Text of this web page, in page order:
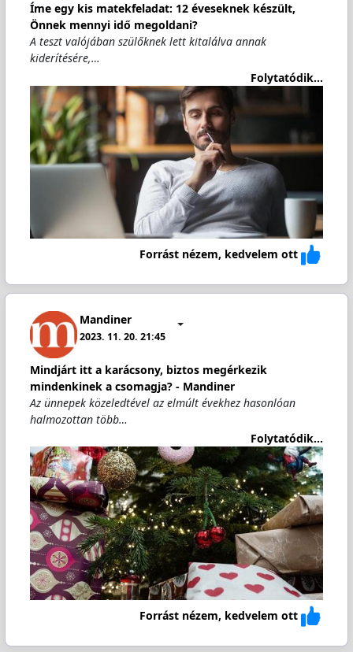
Íme egy kis matekfeladat: 12 éveseknek készült,
Önnek mennyi idő megoldani?
A teszt valójában szülőknek lett kitalálva annak
kiderítésére,…
Folytatódik...
Forrást nézem, kedvelem ott
Mandiner
2023. 11. 20. 21:45
Mindjárt itt a karácsony, biztos megérkezik
mindenkinek a csomagja? - Mandiner
Az ünnepek közeledtével az elmúlt évekhez hasonlóan
halmozottan több…
Folytatódik...
Forrást nézem, kedvelem ott